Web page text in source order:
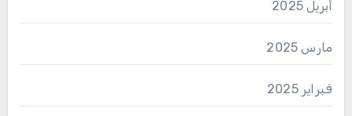
أبريل 2025
مارس 2025
فبراير 2025